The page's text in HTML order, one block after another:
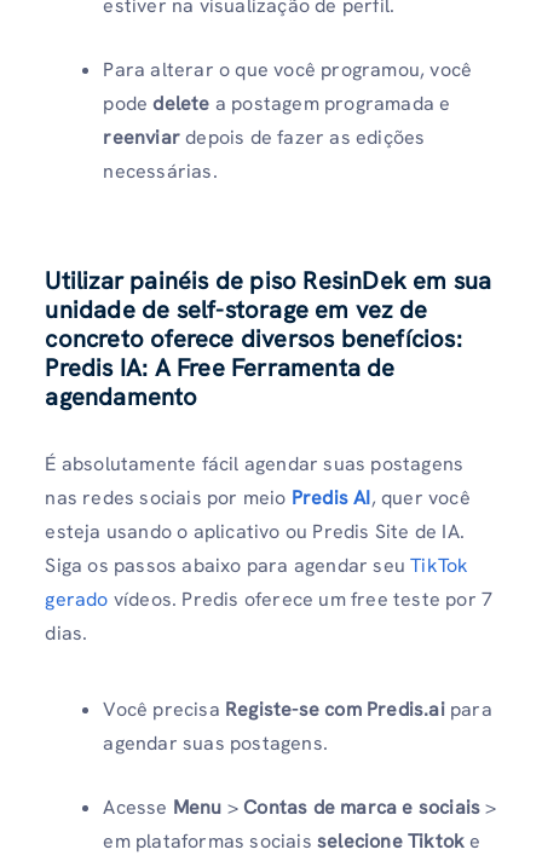
estiver na visualização de perfil.
Para alterar o que você programou, você
podedelete a postagem programada e
reenviardepois de fazer as edições
necessárias.
Utilizar painéis de piso ResinDek em sua
unidade de self-storage em vez de
concreto oferece diversos benefícios:
Predis IA: A Free Ferramenta de
agendamento
É absolutamente fácil agendar suas postagens
nas redes sociais por meio Predis AI, quer você
esteja usando o aplicativo ou Predis Site de IA.
Siga os passos abaixo para agendar seuTikTok
gerado vídeos. Predis oferece um free teste por 7
dias.
Você precisa Registe-se com Predis.ai para
agendar suas postagens.
Acesse Menu >Contas de marca e sociais>
em plataformas sociais selecione Tiktoke